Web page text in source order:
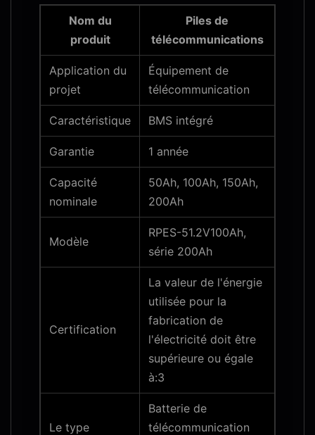
Nom du
produit
Piles de
télécommunications
Application du
projet
Équipement de
télécommunication
Caractéristique BMS intégré
Garantie 1 année
Capacité
nominale
50Ah, 100Ah, 150Ah,
200Ah
Modèle
RPES-51.2V100Ah,
série 200Ah
Certification
La valeur de l'énergie
utilisée pour la
fabrication de
l'électricité doit être
supérieure ou égale
à:3
Le type
Batterie de
télécommunication